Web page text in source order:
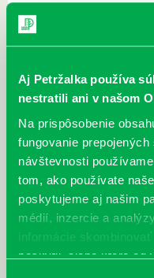
Aj Petržalka používa
nestratili ani v našom
Na prispôsobenie
fungovanie
návštevnosti
tom, ako používate
poskytujeme aj našim
médií, inzercie a
informácie
poskytli, alebo ktoré od